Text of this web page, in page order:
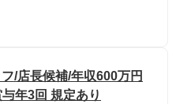
/店長候補/年収600万円
年3回 規定あり